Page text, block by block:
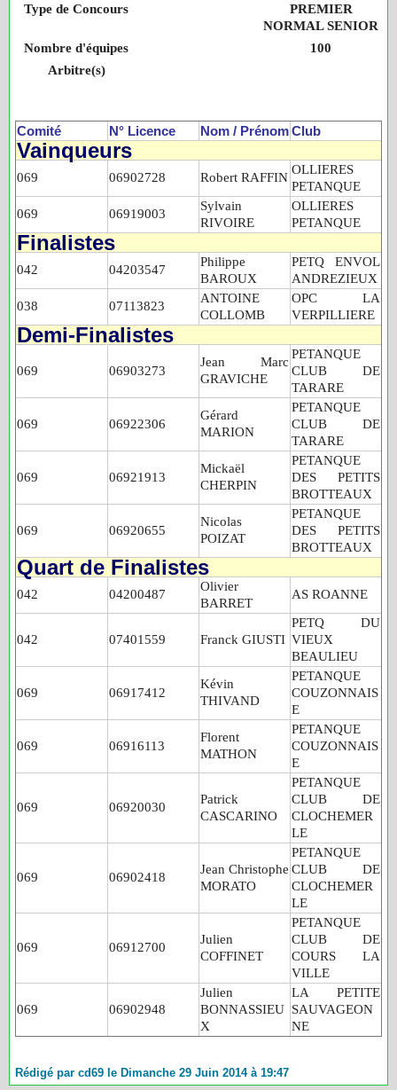
Type de Concours
PREMIER
NORMAL SENIOR
Nombre d'équipes
100
Arbitre(s)
Comité N° Licence Nom / PrénomClub
Vainqueurs
069 06902728 Robert RAFFIN
OLLIERES
PETANQUE
069
06919003
Sylvain
RIVOIRE
OLLIERES
PETANQUE
Finalistes
042 04203547
Philippe
BAROUX
PETQ ENVOL
ANDREZIEUX
038
07113823
ANTOINE
COLLOMB
OPC LA
VERPILLIERE
Demi-Finalistes
069 06903273
Jean Marc
GRAVICHE
PETANQUE
CLUB DE
TARARE
069 06922306
Gérard
MARION
PETANQUE
CLUB DE
TARARE
069 06921913
Mickaël
CHERPIN
PETANQUE
DES PETITS
BROTTEAUX
069 06920655
Nicolas
POIZAT
PETANQUE
DES PETITS
BROTTEAUX
Quart de Finalistes
042 04200487
Olivier
BARRET
AS ROANNE
042 07401559 Franck GIUSTI
PETQ DU
VIEUX
BEAULIEU
069 06917412
Kévin
THIVAND
PETANQUE
COUZONNAIS
E
069 06916113
Florent
MATHON
PETANQUE
COUZONNAIS
E
069 06920030
Patrick
CASCARINO
PETANQUE
CLUB DE
CLOCHEMER
LE
069 06902418
Jean Christophe
MORATO
PETANQUE
CLUB DE
CLOCHEMER
LE
069 06912700
Julien
COFFINET
PETANQUE
CLUB DE
COURS LA
VILLE
069 06902948
Julien
BONNASSIEU
X
LA PETITE
SAUVAGEON
NE
Rédigé par cd69 le Dimanche 29 Juin 2014 à 19:47